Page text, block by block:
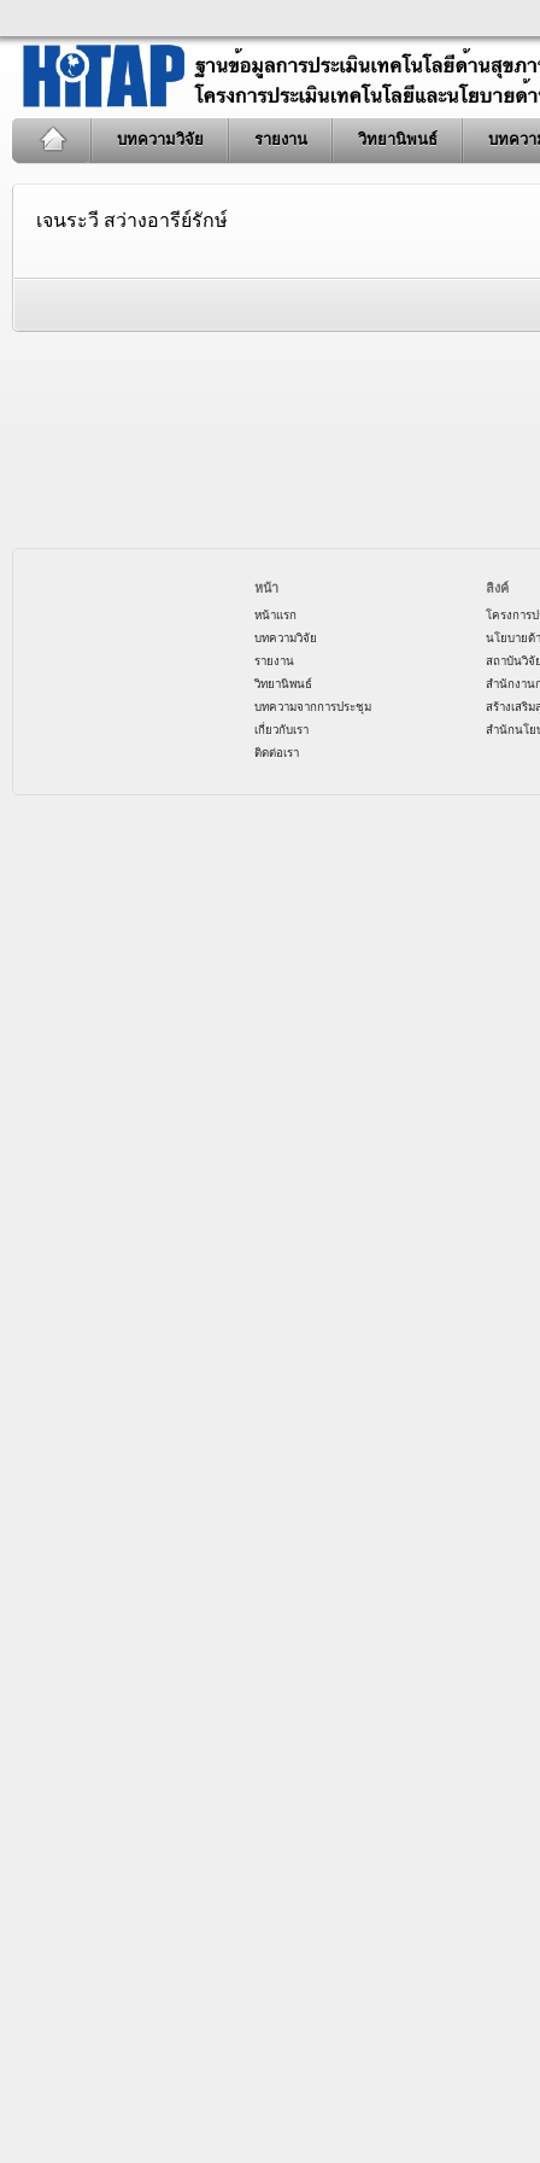
บทความวิจัย รายงาน วิทยานิพนธ์ บทควา
เจนระวี สว่างอารีย์รักษ์
หน้า
หน้าแรก
บทความวิจัย
รายงาน
วิทยานิพนธ์
บทความจากการประชุม
เกี่ยวกับเรา
ติดต่อเรา
ลิงค์
โครงการ
นโยบายด้
สถาบันวิจั
สำนักงาน
สร้างเสริ
สำนักนโย